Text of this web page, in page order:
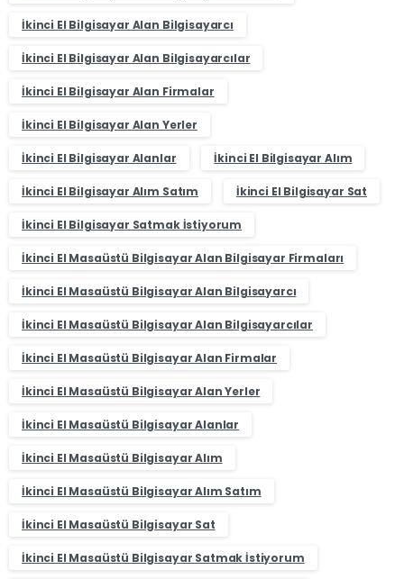
İkinci El Bilgisayar Alan Bilgisayarcı
İkinci El Bilgisayar Alan Bilgisayarcılar
İkinci El Bilgisayar Alan Firmalar
İkinci El Bilgisayar Alan Yerler
İkinci El Bilgisayar Alanlar İkinci El Bilgisayar Alım
İkinci El Bilgisayar Alım Satım İkinci El Bilgisayar Sat
İkinci El Bilgisayar Satmak İstiyorum
İkinci El Masaüstü Bilgisayar Alan Bilgisayar Firmaları
İkinci El Masaüstü Bilgisayar Alan Bilgisayarcı
İkinci El Masaüstü Bilgisayar Alan Bilgisayarcılar
İkinci El Masaüstü Bilgisayar Alan Firmalar
İkinci El Masaüstü Bilgisayar Alan Yerler
İkinci El Masaüstü Bilgisayar Alanlar
İkinci El Masaüstü Bilgisayar Alım
İkinci El Masaüstü Bilgisayar Alım Satım
İkinci El Masaüstü Bilgisayar Sat
İkinci El Masaüstü Bilgisayar Satmak İstiyorum